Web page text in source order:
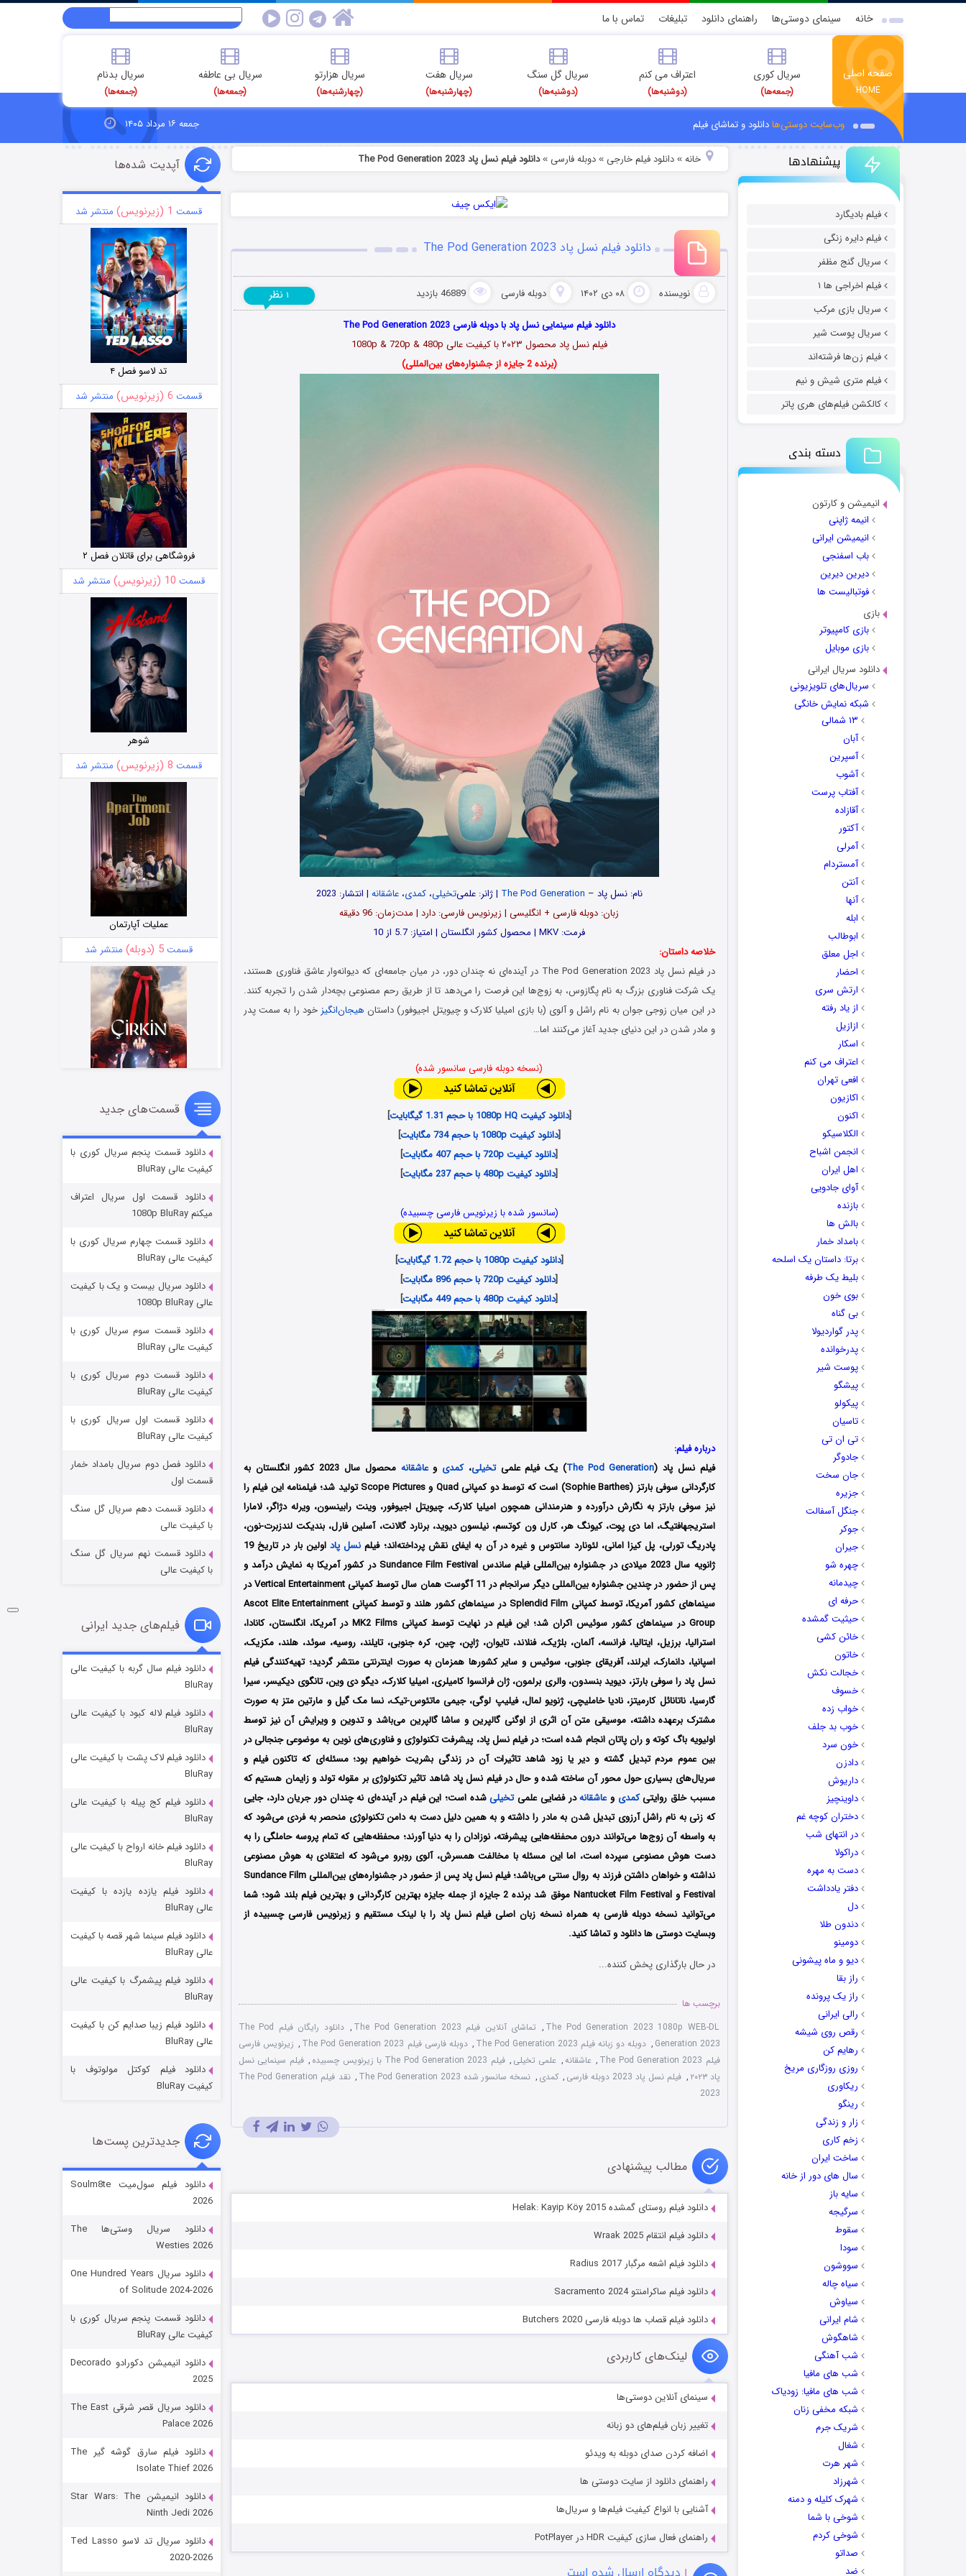
خانه سینمای دوستی‌ها راهنمای دانلود تبلیغات تماس با ما
صفحه اصلی
HOME
سریال کوری
(جمعه‌ها)
اعتراف می کنم
(دوشنبه‌ها)
سریال گل سنگ
(دوشنبه‌ها)
سریال هفت
(چهارشنبه‌ها)
سریال هزارتو
(چهارشنبه‌ها)
سریال بی عاطفه
(جمعه‌ها)
سریال بدنام
(جمعه‌ها)
وب‌سایت دوستی‌هادانلود و تماشای فیلم جمعه ۱۶ مرداد ۱۴۰۵
پیشنهادها
فیلم بادیگارد
فیلم دایره زنگی
سریال گنج مظفر
فیلم اخراجی ها ۱
سریال بازی مرکب
سریال پوست شیر
فیلم زن‌ها فرشته‌اند
فیلم متری شیش و نیم
کالکشن فیلم‌های هری پاتر
دسته بندی
انیمیشن و کارتون
انیمه ژاپنی
انیمیشن ایرانی
باب اسفنجی
دیرین دیرین
فوتبالیست ها
بازی
بازی کامپیوتر
بازی موبایل
دانلود سریال ایرانی
سریال‌های تلویزیونی
شبکه نمایش خانگی
۱۳ شمالی
آبان
آسپرین
آشوب
آفتاب پرست
آقازاده
آکتور
آمرلی
آمستردام
آنتن
آنها
ابله
ابوطالب
اجل معلق
احضار
ارتش سری
از یاد رفته
ازازیل
اسکار
اعتراف می کنم
افعی تهران
اکازیون
اکنون
الکلاسیکو
انجمن اشباح
اهل ایران
آوای جادویی
بازنده
بالش ها
بامداد خمار
برتا: داستان یک اسلحه
بلیط یک‌‌ طرفه
بوی خون
بی گناه
پدر گواردیولا
پدرخوانده
پوست شیر
پیشگو
پیکولو
تاسیان
تی ان تی
جادوگر
جان سخت
جزیره
جنگل آسفالت
جوکر
جیران
چهره شو
چیدمانه
حرفه ای
حیثیت گمشده
خائن کشی
خاتون
خجالت نکش
خسوف
خواب زده
خوب بد جلف
خون سرد
دادزن
داریوش
داوینچیز
دختران کوچه غم
در انتهای شب
دراکولا
دست به مهره
دفتر یادداشت
دل
دندون طلا
دومینو
دیو و ماه پیشونی
راز بقا
راز یک پرونده
رالی ایرانی
رقص روی شیشه
رهایم کن
روزی روزگاری مریخ
ریکاوری
رینگو
زار و زندگی
زخم کاری
ساخت ایران
سال های دور از خانه
سایه باز
سرگیجه
سقوط
سودا
سووشون
سیاه چاله
سیاوش
شام ایرانی
شاهگوش
شب آهنگی
شب های مافیا
شب های مافیا: زودیاک
شبکه مخفی زنان
شریک جرم
شغال
شهر هرت
شهرزاد
شهرک کلیله و دمنه
شوخی با شما
شوخی کردم
صداتو
ضد
خانه» دانلود فیلم خارجی » دوبله فارسی »دانلود فیلم نسل پاد The Pod Generation 2023
دانلود فیلم نسل پاد The Pod Generation 2023
نویسنده ۰۸ دی ۱۴۰۲ دوبله فارسی 46889 بازدید ۱ نظر
دانلود فیلم سینمایی نسل پاد با دوبله فارسی The Pod Generation 2023
فیلمنسل پاد محصول ۲۰۲۳
با کیفیت عالی 1080p & 720p & 480p
(برنده 2 جایزه از جشنواره‌های بین‌المللی)
نام:نسل پاد – The Pod Generation | ژانر: علمی‌تخیلی،کمدی،عاشقانه | انتشار: 2023
زبان: دوبله فارسی + انگلیسی | زیرنویس فارسی: دارد | مدت‌زمان: 96 دقیقه
فرمت: MKV | محصول کشور انگلستان | امتیاز: 5.7 از 10
خلاصه داستان:
در فیلم نسل پاد The Pod Generation 2023 در آینده‌ای نه چندان دور، در میان جامعه‌ای که دیوانه‌وار عاشق فناوری هستند،
یک شرکت فناوری بزرگ به نام پگازوس، به زوج‌ها این فرصت را می‌دهد تا از طریق رحم مصنوعی بچه‌دار شدن را تجربه کنند.
در این میان زوجی جوان به نام راشل و آلوی (با بازی امیلیا کلارک و چیویتل اجیوفور) داستان هیجان‌انگیز خود را به سمت پدر
و مادر شدن در این دنیای جدید آغاز می‌کنند اما…
(نسخه دوبله فارسی سانسور شده)
[دانلود کیفیت 1080p HQ با حجم 1.31 گیگابایت
]
[دانلود کیفیت 1080p با حجم 734 مگابایت
]
[دانلود کیفیت 720p با حجم 407 مگابایت
]
[دانلود کیفیت 480p با حجم 237 مگابایت ]
(سانسور شده با زیرنویس فارسی چسبیده)
[دانلود کیفیت 1080p با حجم 1.72 گیگابایت
]
[دانلود کیفیت 720p با حجم 896 مگابایت
]
[دانلود کیفیت 480p با حجم 449 مگابایت ]
درباره فیلم:
فیلم نسل پاد (The Pod Generation) یک فیلم علمیتخیلی،کمدی وعاشقانه
محصول سال 2023 کشور انگلستان به
کارگردانی سوفی بارتز (Sophie Barthes) است که توسط دو کمپانی Quad و Scope Pictures تولید شد؛ فیلمنامه این فیلم را
نیز سوفی بارتز به نگارش درآورده و هنرمندانی همچون امیلیا کلارک، چیویتل اجیوفور، وینت رابینسون، ویرله دژاگر، لامارا
استریجهافتیگ، اما دی پوت، کیونگ هر، کارل ون کوتسم، نیلسون دیوید، برنارد گالانت، آسلین فارل، بندیکت لندزبرت-نون،
پادریگ تورلی، پل کیزا امانی، لئونارد سانتوس و غیره در آن به ایفای نقش پرداخته‌اند؛ فیلم نسل پاد
اولین بار در تاریخ 19
ژانویه سال 2023 میلادی در جشنواره بین‌المللی فیلم ساندس Sundance Film Festival در کشور آمریکا به نمایش درآمد و
پس از حضور در چندین جشنواره بین‌المللی دیگر سرانجام در 11 آگوست همان سال توسط کمپانی Vertical Entertainment در
سینماهای کشور آمریکا، توسط کمپانی Splendid Film در سینماهای کشور هلند و توسط کمپانی Ascot Elite Entertainment
Group در سینماهای کشور سوئیس اکران شد؛ این فیلم در نهایت توسط کمپانی MK2 Films در آمریکا، انگلستان، کانادا،
استرالیا، برزیل، ایتالیا، فرانسه، آلمان، بلژیک، فنلاند، تایوان، ژاپن، چین، کره جنوبی، تایلند، روسیه، سوئد، هلند، مکزیک،
اسپانیا، دانمارک، ایرلند، آفریقای جنوبی، سوئیس و سایر کشورها همزمان به صورت اینترنتی منتشر گردید؛ تهیه‌کنندگی فیلم
نسل پاد را سوفی بارتز، دیوید بنسدون، والری برلمون، ژان فرانسوا کامیلری، امیلیا کلارک، دیگو دی وین، تانگوی دیکیسر، سیرا
گارسیا، ناتانائل کارمیتز، نادیا خاملیچی، ژنویو لمال، فیلیپ لوگی، جیمی ماتئوس-تیک، نسا مک گیل و مارتین متز به صورت
مشترک برعهده داشته، موسیقی متن آن اثری از اوگنی گالپرین و ساشا گالپرین می‌باشد و تدوین و ویرایش آن نیز توسط
اولیویه باگ کوته و ران پاتان انجام شده است؛ در فیلم نسل پاد، پیشرفت تکنولوژی و فناوری‌های نوین به موضوعی جنجالی در
بین عموم مردم تبدیل گشته و دیر یا زود شاهد تاثیرات آن در زندگی بشریت خواهیم بود؛ مسئله‌ای که تاکنون فیلم و
سریال‌های بسیاری حول محور آن ساخته شده و حال در فیلم نسل پاد شاهد تاثیر تکنولوژی بر مقوله تولد و زایمان هستیم که
مسبب خلق روایتیکمدی وعاشقانهدر فضایی علمیتخیلیشده است؛ این فیلم در آینده‌ای نه چندان دور جریان دارد، جایی
که زنی به نام راشل آرزوی تبدیل شدن به مادر را داشته و به همین دلیل دست به دامن تکنولوژی منحصر به فردی می‌شود که
به واسطه آن زوج‌ها می‌توانند درون محفظه‌هایی پیشرفته، نوزادان را به دنیا آورند؛ محفظه‌هایی که تمام پروسه حاملگی را به
دست هوش مصنوعی سپرده است، اما این مسئله با مخالفت همسرش، آلوی روبرو می‌شود که اعتقادی به هوش مصنوعی
نداشته و خواهان داشتن فرزند به روال سنتی می‌باشد؛ فیلم نسل پاد پس از حضور در جشنواره‌های بین‌المللی Sundance Film
Festival و Nantucket Film Festival موفق شد برنده 2 جایزه از جمله جایزه بهترین کارگردانی و بهترین فیلم بلند شود؛ شما
می‌توانید نسخه دوبله فارسی به همراه نسخه زبان اصلی فیلم نسل پاد را با ‌لینک مستقیم و زیرنویس فارسی چسبیده از
وبسایت دوستی ها دانلود و تماشا کنید.
در حال بارگذاری پخش کننده...
برچسب ها
The Pod Generation 2023 1080p WEB-DL
, تماشای آنلاین فیلم The Pod Generation 2023 ,
دانلود رایگان فیلم The Pod
Generation 2023
, دوبله دو زبانه فیلم The Pod Generation 2023 , دوبله فارسی فیلم The Pod Generation 2023 , زیرنویس فارسی
فیلم The Pod Generation 2023
, عاشقانه, علمی تخیلی , فیلم The Pod Generation 2023 با زیرنویس چسبیده , فیلم سینمایی نسل
پاد ۲۰۲۳
, فیلم نسل پاد 2023 دوبله فارسی , کمدی , نسخه سانسور شده The Pod Generation 2023 ,
نقد فیلم The Pod Generation
2023
مطالب پیشنهادی
دانلود فیلم روستای گمشده Helak: Kayip Köy 2015
دانلود فیلم انتقام Wraak 2025
دانلود فیلم اشعه مرگبار Radius 2017
دانلود فیلم ساکرامنتو Sacramento 2024
دانلود فیلم قصاب ها دوبله فارسی Butchers 2020
لینک‌های کاربردی
سینمای آنلاین دوستی‌ها
تغییر زبان فیلم‌های دو زبانه
اضافه کردن صدای دوبله به ویدئو
راهنمای دانلود از سایت دوستی ها
آشنایی با انواع کیفیت فیلم‌ها و سریال‌ها
راهنمای فعال سازی کیفیت HDR در PotPlayer
آپدیت شده‌ها
قسمت 1 (زیرنویس) منتشر شد
تد لاسو فصل ۴
قسمت 6 (زیرنویس) منتشر شد
فروشگاهی برای قاتلان فصل ۲
قسمت 10 (زیرنویس) منتشر شد
شوهر
قسمت 8 (زیرنویس) منتشر شد
عملیات آپارتمان
قسمت5 (دوبله) منتشر شد
سریال زشت
قسمت2 (زیرنویس) منتشر شد
مردگان متحرک: شهر مرده ۳
شکست استوارت در نجات جهان
قسمت 7 (زیرنویس) منتشر شد
شوگر فصل ۲
قسمت
خاندان اژدها فصل ۳
جادوگری در مغولستان
قسمت6 (زیرنویس)
رویایی برای تو
قسمت15 (دوبله)
قسمت‌های جدید
دانلود قسمت پنجم سریال کوری با
کیفیت عالی BluRay
دانلود قسمت اول سریال اعتراف
میکنم 1080p BluRay
دانلود قسمت چهارم سریال کوری با
کیفیت عالی BluRay
دانلود سریال بیست و یک با کیفیت
عالی 1080p BluRay
دانلود قسمت سوم سریال کوری با
کیفیت عالی BluRay
دانلود قسمت دوم سریال کوری با
کیفیت عالی BluRay
دانلود قسمت اول سریال کوری با
کیفیت عالی BluRay
دانلود فصل دوم سریال بامداد خمار
قسمت اول
دانلود قسمت دهم سریال گل سنگ
با کیفیت عالی
دانلود قسمت نهم سریال گل سنگ
با کیفیت عالی
فیلم‌های جدید ایرانی
دانلود فیلم سال گربه با کیفیت عالی
BluRay
دانلود فیلم لاله کبود با کیفیت عالی
BluRay
دانلود فیلم لاک پشت با کیفیت عالی
BluRay
دانلود فیلم کج‌ پیله با کیفیت عالی
BluRay
دانلود فیلم خانه ارواح با کیفیت عالی
BluRay
دانلود فیلم یازده یازده با کیفیت
عالی BluRay
دانلود فیلم سینما شهر قصه با کیفیت
عالی BluRay
دانلود فیلم پیشمرگ با کیفیت عالی
BluRay
دانلود فیلم زیبا صدایم کن با کیفیت
عالی BluRay
دانلود فیلم کوکتل مولوتوف با
کیفیت BluRay
جدیدترین پست‌ها
دانلود فیلم سول‌میت Soulm8te
2026
دانلود سریال وستی‌ها The
Westies 2026
دانلود سریال One Hundred Years
of Solitude 2024-2026
دانلود قسمت پنجم سریال کوری با
کیفیت عالی BluRay
دانلود انیمیشن دکورادو Decorado
2025
دانلود سریال قصر شرقی The East
Palace 2026
دانلود فیلم سارق گوشه گیر The
Isolate Thief 2026
دانلود انیمیشن Star Wars: The
Ninth Jedi 2026
دانلود سریال تد لاسو Ted Lasso
2020-2026